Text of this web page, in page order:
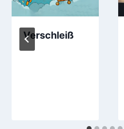
Verschleiß